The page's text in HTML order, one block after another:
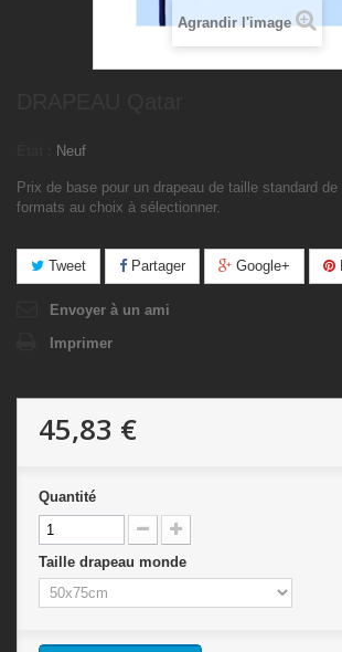
Agrandir l'image
Neuf
Prix de base pour un drapeau de taille standard de
formats au choix à sélectionner.
Tweet Partager Google+
Envoyer à un ami
Imprimer
45,83 €
Quantité
Taille drapeau monde